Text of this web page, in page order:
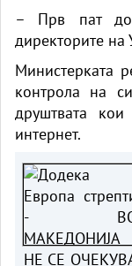
– Прв пат
директорите
Министерката
контрола на
друштвата
интернет.